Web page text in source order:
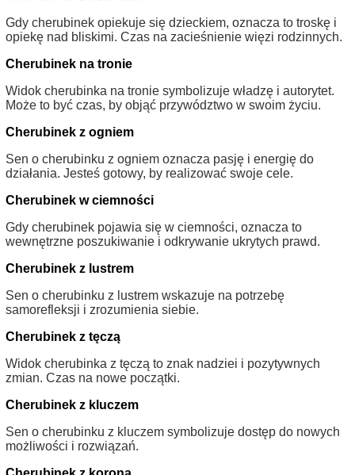
Gdy cherubinek opiekuje się dzieckiem, oznacza to troskę i
opiekę nad bliskimi. Czas na zacieśnienie więzi rodzinnych.
Cherubinek na tronie
Widok cherubinka na tronie symbolizuje władzę i autorytet.
Może to być czas, by objąć przywództwo w swoim życiu.
Cherubinek z ogniem
Sen o cherubinku z ogniem oznacza pasję i energię do
działania. Jesteś gotowy, by realizować swoje cele.
Cherubinek w ciemności
Gdy cherubinek pojawia się w ciemności, oznacza to
wewnętrzne poszukiwanie i odkrywanie ukrytych prawd.
Cherubinek z lustrem
Sen o cherubinku z lustrem wskazuje na potrzebę
samorefleksji i zrozumienia siebie.
Cherubinek z tęczą
Widok cherubinka z tęczą to znak nadziei i pozytywnych
zmian. Czas na nowe początki.
Cherubinek z kluczem
Sen o cherubinku z kluczem symbolizuje dostęp do nowych
możliwości i rozwiązań.